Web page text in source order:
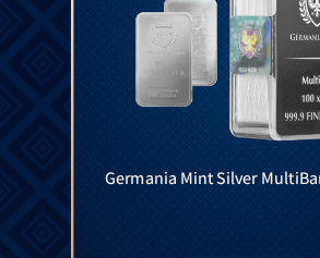
Germania Mint Silver